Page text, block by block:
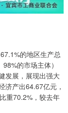
的地区生产总
的市场主体）
发展，展现出强大
济产出64.67亿元，
重70.2%，较去年